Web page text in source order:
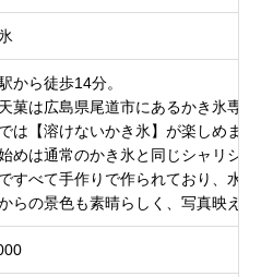
から徒歩14分。
菓は広島県尾道市にあるかき氷専
は【溶けないかき氷】が楽しめます
めは通常のかき氷と同じシャリシ
すべて手作りで作られており、水
らの景色も素晴らしく、写真映え